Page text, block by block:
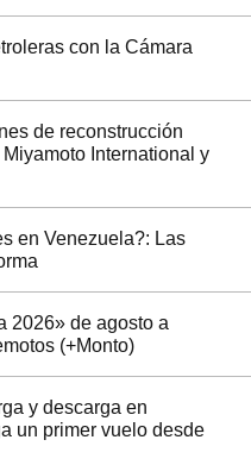
con la Cámara
de reconstrucción
International y
en Venezuela?: Las
2026» de agosto a
(+Monto)
y descarga en
un primer vuelo desde